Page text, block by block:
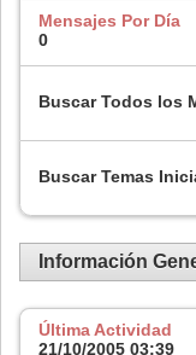
Mensajes Por Día
0
Buscar Todos los
Buscar Temas
Información
Última Actividad
21/10/2005 03:39